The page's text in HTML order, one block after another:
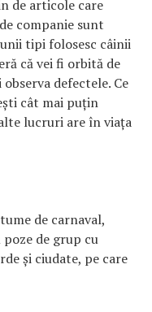
de articole care
companie sunt
tipi folosesc câinii
că vei fi orbită de
defectele. Ce
cât mai puțin
lucruri are în viața
de carnaval,
de grup cu
și ciudate, pe care